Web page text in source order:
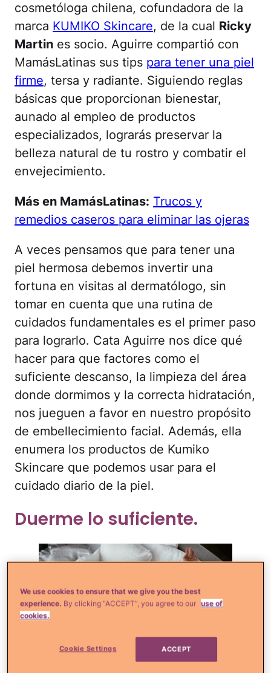
cosmetóloga chilena, cofundadora de la
marca KUMIKO Skincare, de la cual Ricky
Martin es socio. Aguirre compartió con
MamásLatinas sus tips para tener una piel
firme, tersa y radiante. Siguiendo reglas
básicas que proporcionan bienestar,
aunado al empleo de productos
especializados, lograrás preservar la
belleza natural de tu rostro y combatir el
envejecimiento.
Más en MamásLatinas: Trucos y
remedios caseros para eliminar las ojeras
A veces pensamos que para tener una
piel hermosa debemos invertir una
fortuna en visitas al dermatólogo, sin
tomar en cuenta que una rutina de
cuidados fundamentales es el primer paso
para lograrlo. Cata Aguirre nos dice qué
hacer para que factores como el
suficiente descanso, la limpieza del área
donde dormimos y la correcta hidratación,
nos jueguen a favor en nuestro propósito
de embellecimiento facial. Además, ella
enumera los productos de Kumiko
Skincare que podemos usar para el
cuidado diario de la piel.
Duerme lo suficiente.
Boris Jovanovic/iStock
We use cookies to ensure that we give you the best
experience. By clicking “ACCEPT”, you agree to our use of
cookies.
Cookie Settings ACCEPT